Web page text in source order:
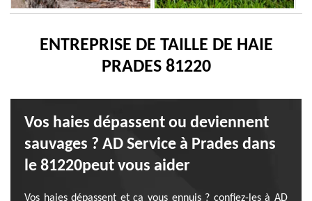
ENTREPRISE DE TAILLE DE HAIE
PRADES 81220
Vos haies dépassent ou deviennent
sauvages ? AD Service à Prades dans
le 81220peut vous aider
Vos haies dépassent et ça vous ennuis ? confiez-les à AD